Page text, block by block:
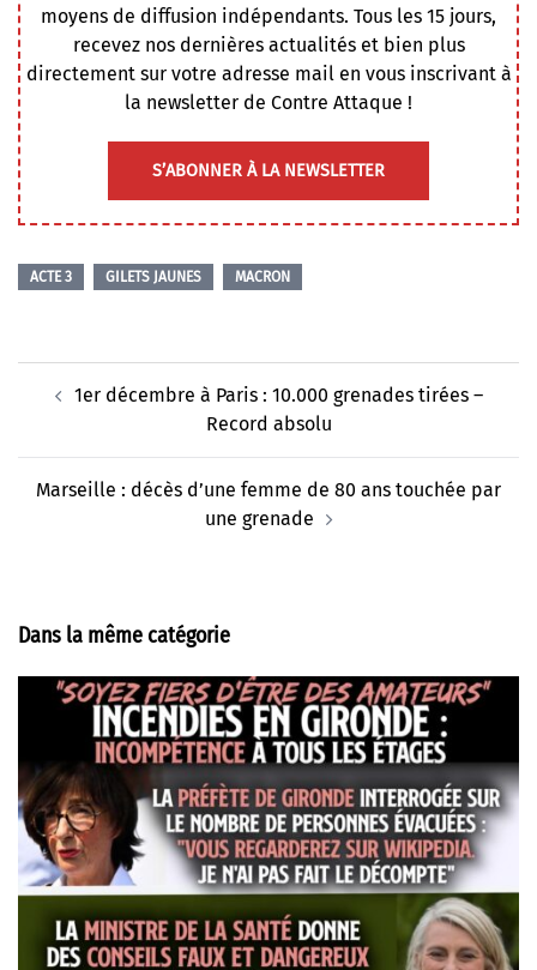
moyens de diffusion indépendants. Tous les 15 jours,
recevez nos dernières actualités et bien plus
directement sur votre adresse mail en vous inscrivant à
la newsletter de Contre Attaque !
S’ABONNER À LA NEWSLETTER
ACTE 3 GILETS JAUNES MACRON
d’article1er décembre à Paris : 10.000 grenades tirées –
Record absolu
Marseille : décès d’une femme de 80 ans touchée par
une grenade
Dans la même catégorie